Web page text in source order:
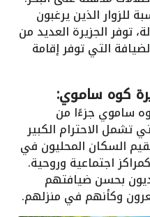
للزوار الذين يرغبون
توفر الجزيرة العديد من
التي توفر إقامة
كوه ساموي:
ساموي جزءًا من
تشمل الاحترام الكبير
يقيم السكان المحليون في
اجتماعية وروحية.
بحسن ضيافتهم
وكأنهم في منزلهم.